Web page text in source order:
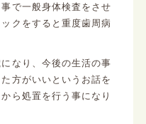
で一般身体検査をさせ
クをすると重度歯周病
なり、今後の生活の事
方がいいというお話を
ら処置を行う事になり